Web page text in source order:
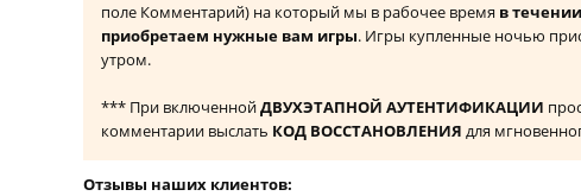
поле Комментарий) на который мы в рабочее время в
приобретаем нужные вам игры. Игры купленные ночью
утром.
*** При включеннойДВУХЭТАПНОЙ АУТЕНТИФИКАЦИИ
комментарии выслать КОД ВОССТАНОВЛЕНИЯ для
Отзывы наших клиентов: